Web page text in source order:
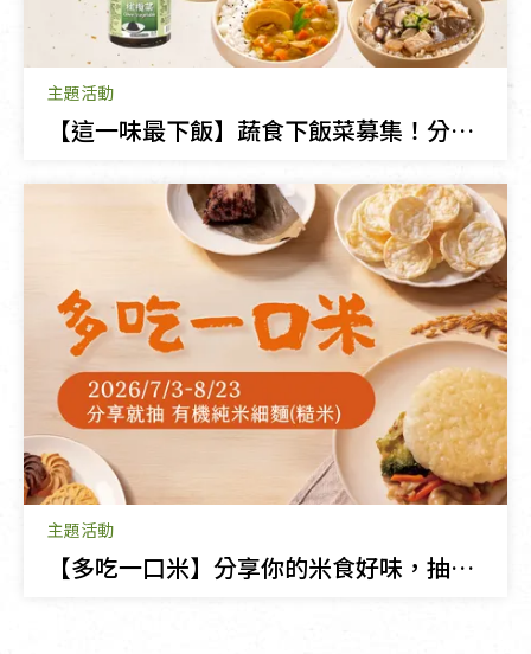
主題活動
【這一味最下飯】蔬食下飯菜募集！分享就抽里仁橄欖菜
主題活動
【多吃一口米】分享你的米食好味，抽有機純米細麵